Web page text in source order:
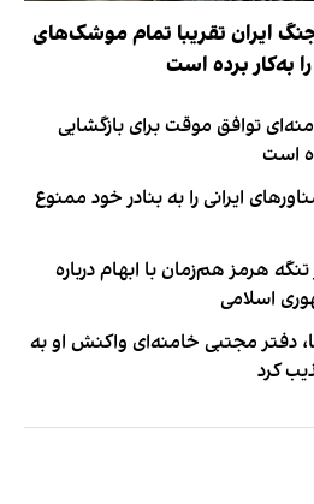
جنگ ایران تقریبا تمام موشک‌های
به‌کار برده است
توافق موقت برای بازگشایی
است
ایرانی را به بنادر خود ممنوع
هرمز هم‌زمان با ابهام درباره
اسلامی
دفتر مجتبی خامنه‌ای واکنش او به
کرد